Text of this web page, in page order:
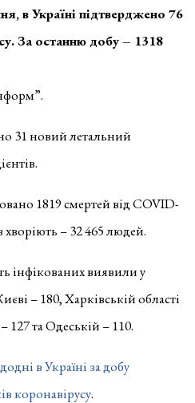
в Україні підтверджено 76
За останню добу – 1318
31 новий летальний
1819 смертей від COVID-
– 32 465 людей.
інфікованих виявили у
– 180, Харківській області
127 та Одеській – 110.
в Україні за добу
коронавірусу.